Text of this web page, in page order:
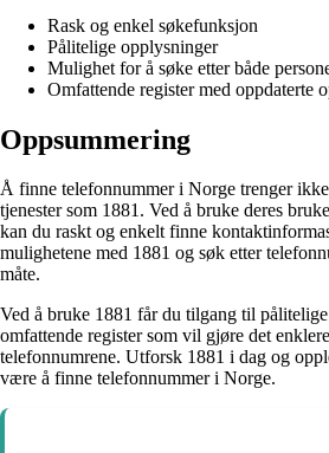
Rask og enkel søkefunksjon
Pålitelige opplysninger
Mulighet for å søke etter både
Omfattende register med oppdaterte
Oppsummering
Å finne telefonnummer i Norge trenger
tjenester som 1881. Ved å bruke deres
kan du raskt og enkelt finne
mulighetene med 1881 og søk etter
måte.
Ved å bruke 1881 får du tilgang til
omfattende register som vil gjøre det
telefonnumrene. Utforsk 1881 i dag og
være å finne telefonnummer i Norge.